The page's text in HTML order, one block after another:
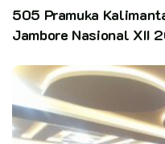
505 Pramuka
Jambore Nasional XII